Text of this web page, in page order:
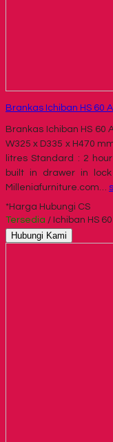
Brankas Ichiban HS 60 A
Brankas Ichiban HS 60
W325 x D335 x H470
litres Standard : 2
built in drawer in
Milleniafurniture.com…
*Harga Hubungi CS
Tersedia / Ichiban HS
Hubungi Kami